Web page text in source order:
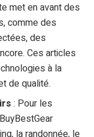
met en avant des
comme des
des
Ces articles
à la
de qualité.
: Pour les
la randonnée, le